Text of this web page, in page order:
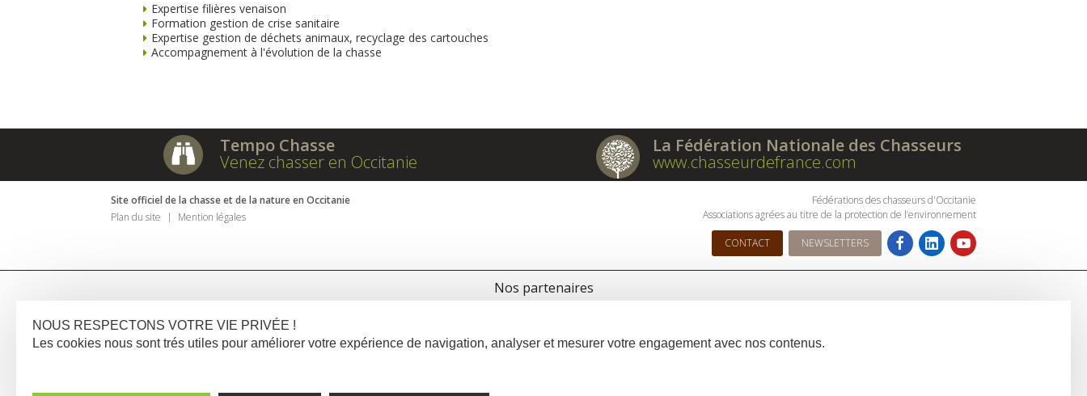
Expertise filières venaison
Formation gestion de crise sanitaire
Expertise gestion de déchets animaux, recyclage des cartouches
Accompagnement à l'évolution de la chasse
Tempo Chasse
Venez chasser en Occitanie
La Fédération Nationale des Chasseurs
www.chasseurdefrance.com
Site officiel de la chasse et de la nature en Occitanie
Plan du site
Mention légales
Fédérations des chasseurs d'Occitanie
Associations agrées au titre de la protection de l’environnement
CONTACT NEWSLETTERS
Nos partenaires
NOUS RESPECTONS VOTRE VIE PRIVÉE !
Les cookies nous sont trés utiles pour améliorer votre expérience de navigation, analyser et mesurer votre engagement avec nos contenus.